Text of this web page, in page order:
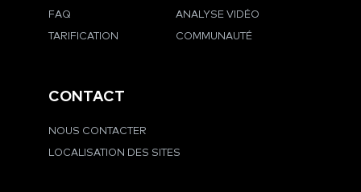
FAQ
TARIFICATION
ANALYSE VIDÉO
COMMUNAUTÉ
CONTACT
NOUS CONTACTER
LOCALISATION DES SITES